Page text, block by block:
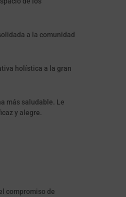
a la comunidad
holística a la gran
más saludable. Le
y alegre.
compromiso de